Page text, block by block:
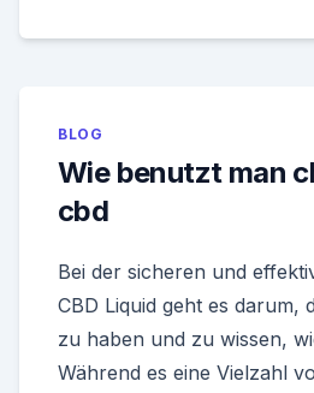
BLOG
Wie benutzt man
cbd
Bei der sicheren und
CBD Liquid geht es darum,
zu haben und zu wissen,
Während es eine Vielzahl